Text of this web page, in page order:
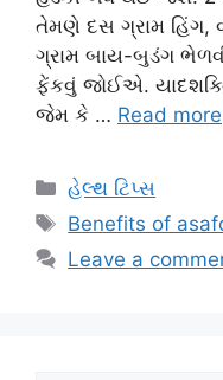
તેમણે દસ ગ્રામ હિંગ,
ગ્રામ બાય-બુડંગ
ફેંકવું જોઈએ.
જેમ કે … Read more
Categories
હેલ્થ ટિપ્સ
Tags
Benefits of
Leave a